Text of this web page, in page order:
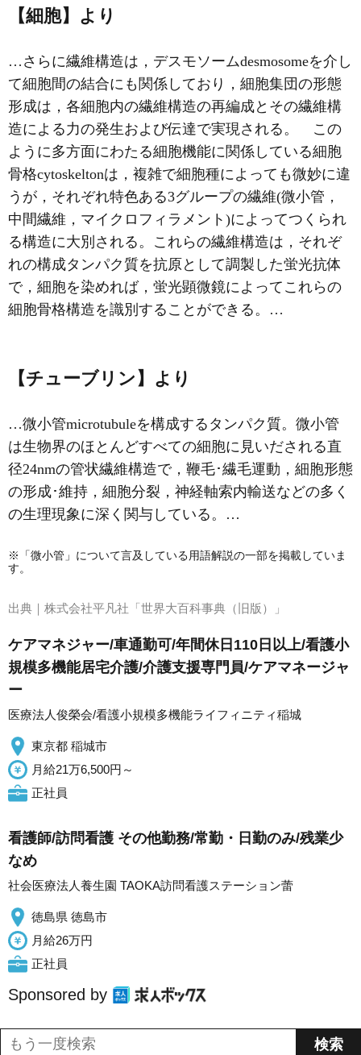
【細胞】より
…さらに繊維構造は，デスモソームdesmosomeを介し
て細胞間の結合にも関係しており，細胞集団の形態
形成は，各細胞内の繊維構造の再編成とその繊維構
造による力の発生および伝達で実現される。 この
ように多方面にわたる細胞機能に関係している細胞
骨格cytoskeltonは，複雑で細胞種によっても微妙に違
うが，それぞれ特色ある3グループの繊維(微小管，
中間繊維，マイクロフィラメント)によってつくられ
る構造に大別される。これらの繊維構造は，それぞ
れの構成タンパク質を抗原として調製した蛍光抗体
で，細胞を染めれば，蛍光顕微鏡によってこれらの
細胞骨格構造を識別することができる。…
【チューブリン】より
…微小管microtubuleを構成するタンパク質。微小管
は生物界のほとんどすべての細胞に見いだされる直
径24nmの管状繊維構造で，鞭毛･繊毛運動，細胞形態
の形成･維持，細胞分裂，神経軸索内輸送などの多く
の生理現象に深く関与している。…
※「微小管」について言及している用語解説の一部を掲載していま
す。
出典｜ 株式会社平凡社「世界大百科事典（旧版）」
ケアマネジャー/車通勤可/年間休日110日以上/看護小
規模多機能居宅介護/介護支援専門員/ケアマネージャ
ー
医療法人俊榮会/看護小規模多機能ライフィニティ稲城
東京都 稲城市
月給21万6,500円～
正社員
看護師/訪問看護 その他勤務/常勤・日勤のみ/残業少
なめ
社会医療法人養生園 TAOKA訪問看護ステーション蕾
徳島県 徳島市
月給26万円
正社員
Sponsored by